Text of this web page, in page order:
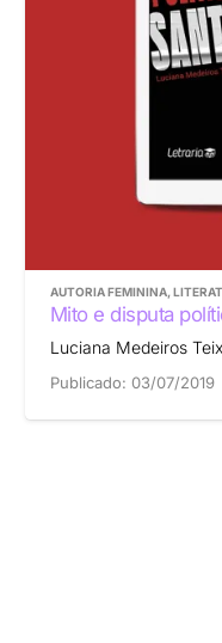
AUTORIA FEMININA,
Mito e disputa
Luciana Medeiros
Publicado: 03/07/2019